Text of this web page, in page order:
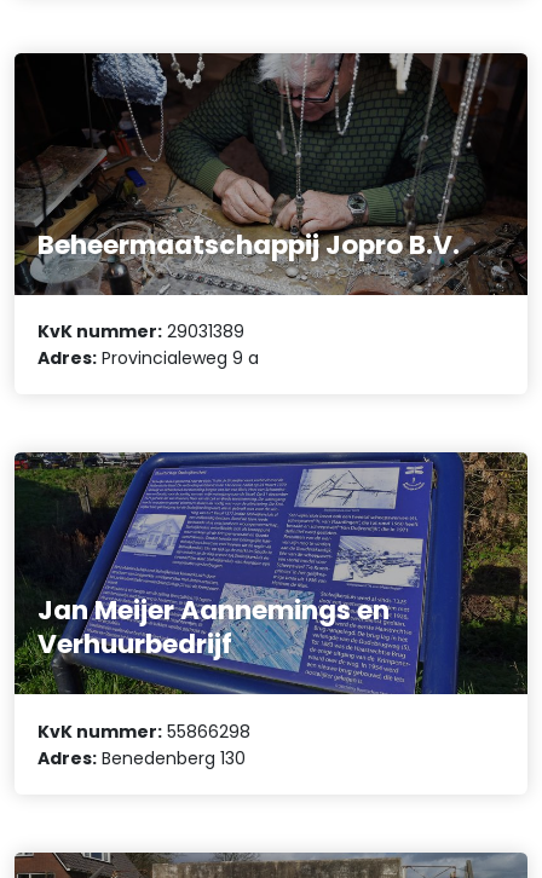
Beheermaatschappij Jopro B.V.
KvK nummer: 29031389
Adres: Provincialeweg 9 a
Jan Meijer Aannemings en
Verhuurbedrijf
KvK nummer: 55866298
Adres: Benedenberg 130